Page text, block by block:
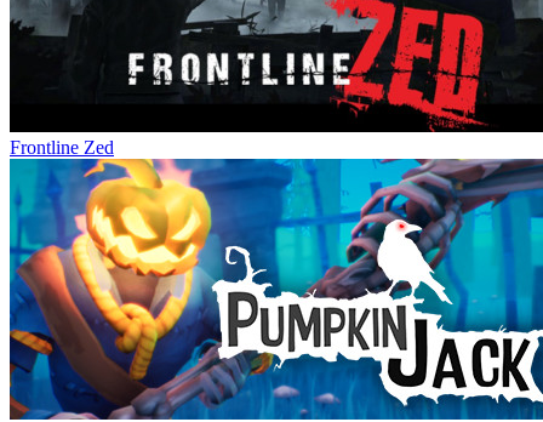
Frontline Zed